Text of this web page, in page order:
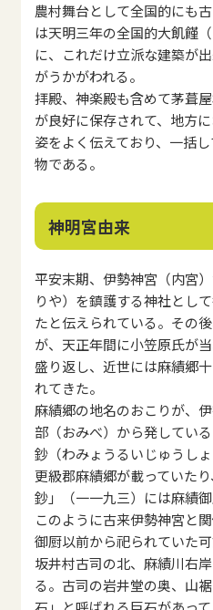
農村舞台として全国的にも
は天明三年の全国的大飢饉
に、これだけ立派な建築が
がうかがわれる。
拝殿、神楽殿も含めて茅葺
が良好に保存されて、地方
姿をよく伝えており、一括
物である。
神明宮由来
平安末期、伊勢神宮（内宮
りや）を鎮護する神社とし
たと伝えられている。その
が、天正年間に小笠原氏が
盛り返し、近世には麻績郷
れてきた。
麻績郷の地名のおこりが、
部（おみべ）から発してい
鈔（わみょうるいじゅうし
更級郡麻績郷が載っていたり
鈔」（一一九三）には麻績
このように古来伊勢神宮と
御厨以前から祀られていた可
坂井村古司の北、麻績川右
る。古司の岩井堂の奥、山